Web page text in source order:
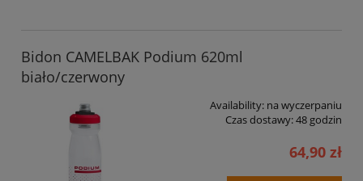
Bidon CAMELBAK Podium 620ml
biało/czerwony
Availability: na wyczerpaniu
Czas dostawy:48 godzin
64,90 zł